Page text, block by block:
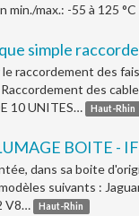
max.: -55 à 125
simple
raccordement des
des
10 UNITES…
Haut-Rhin
BOITE -
dans sa boite
suivants :
V8…
Haut-Rhin